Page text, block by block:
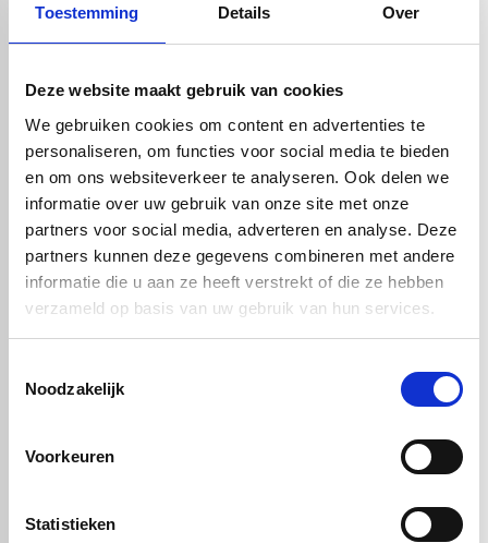
Toestemming Details Over
Deze website maakt gebruik van cookies
We gebruiken cookies om content en advertenties te
personaliseren, om functies voor social media te bieden
en om ons websiteverkeer te analyseren. Ook delen we
informatie over uw gebruik van onze site met onze
partners voor social media, adverteren en analyse. Deze
partners kunnen deze gegevens combineren met andere
informatie die u aan ze heeft verstrekt of die ze hebben
verzameld op basis van uw gebruik van hun services.
Noodzakelijk
Voorkeuren
Statistieken
randen vrijwel glad aanleveren, zelfs transparant. Deze
bewerkingen kunnen wij maken doordat onze CNC-freesmachine
minimale afname van het product kan dit leiden tot een glad en
gepolijst worden, maar maakt het wel minder bewerkelijk. Na het
zagen kunt u nog niet direct polijsten. Verwerk eerst de diepe
oneffenheden in de plaat weg door middel van schuren met korrel
100-120, daarna opvolgen met korrel 200, korrel 400 en dan 800.
Uiteindelijk blijft een matte en gladde afwerking zichtbaar. Stof blijft
vaak op de rand liggen, pak een vochtige doek en veeg de rand even
schoon. De rand kan nu worden gepolijst tot deze glashelder wordt.
Wat heeft u nodig?
- Schuurpapier korrel 80, 120, 200, 400, 800 en 1000
Naamborden, Logo’s, onderdelen in diverse kunststoffen worden,
wanneer het om fijne bewerkingen gaat gelaserd of CNC gefreesd.